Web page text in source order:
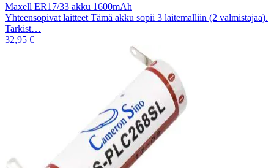
Maxell ER17/33 akku 1600mAh
Yhteensopivat laitteet Tämä akku sopii 3 laitemalliin (2 valmistajaa).
Tarkist…
32,95 €